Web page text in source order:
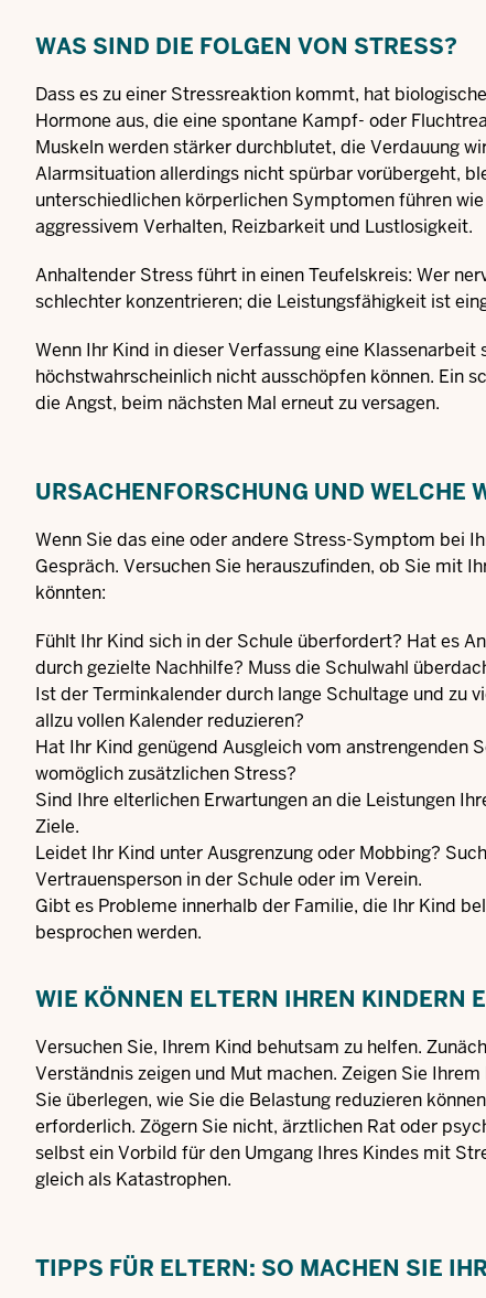
WAS SIND DIE FOLGEN VON STRESS?
Dass es zu einer Stressreaktion kommt, hat
Hormone aus, die eine spontane Kampf- oder
Muskeln werden stärker durchblutet, die Verdauung
Alarmsituation allerdings nicht spürbar vorübergeht,
unterschiedlichen körperlichen Symptomen führen
aggressivem Verhalten, Reizbarkeit und Lustlosigkeit.
Anhaltender Stress führt in einen Teufelskreis: Wer
schlechter konzentrieren; die Leistungsfähigkeit ist
Wenn Ihr Kind in dieser Verfassung eine
höchstwahrscheinlich nicht ausschöpfen können. Ein
die Angst, beim nächsten Mal erneut zu versagen.
URSACHENFORSCHUNG UND WELCHE
Wenn Sie das eine oder andere Stress-Symptom bei
Gespräch. Versuchen Sie herauszufinden, ob Sie mit
könnten:
Fühlt Ihr Kind sich in der Schule überfordert? Hat es
durch gezielte Nachhilfe? Muss die Schulwahl
Ist der Terminkalender durch lange Schultage und zu
allzu vollen Kalender reduzieren?
Hat Ihr Kind genügend Ausgleich vom
womöglich zusätzlichen Stress?
Sind Ihre elterlichen Erwartungen an die Leistungen
Ziele.
Leidet Ihr Kind unter Ausgrenzung oder Mobbing?
Vertrauensperson in der Schule oder im Verein.
Gibt es Probleme innerhalb der Familie, die Ihr Kind
besprochen werden.
WIE KÖNNEN ELTERN IHREN KINDERN
Versuchen Sie, Ihrem Kind behutsam zu helfen.
Verständnis zeigen und Mut machen. Zeigen Sie
Sie überlegen, wie Sie die Belastung reduzieren
erforderlich. Zögern Sie nicht, ärztlichen Rat oder
selbst ein Vorbild für den Umgang Ihres Kindes mit
gleich als Katastrophen.
TIPPS FÜR ELTERN: SO MACHEN SIE